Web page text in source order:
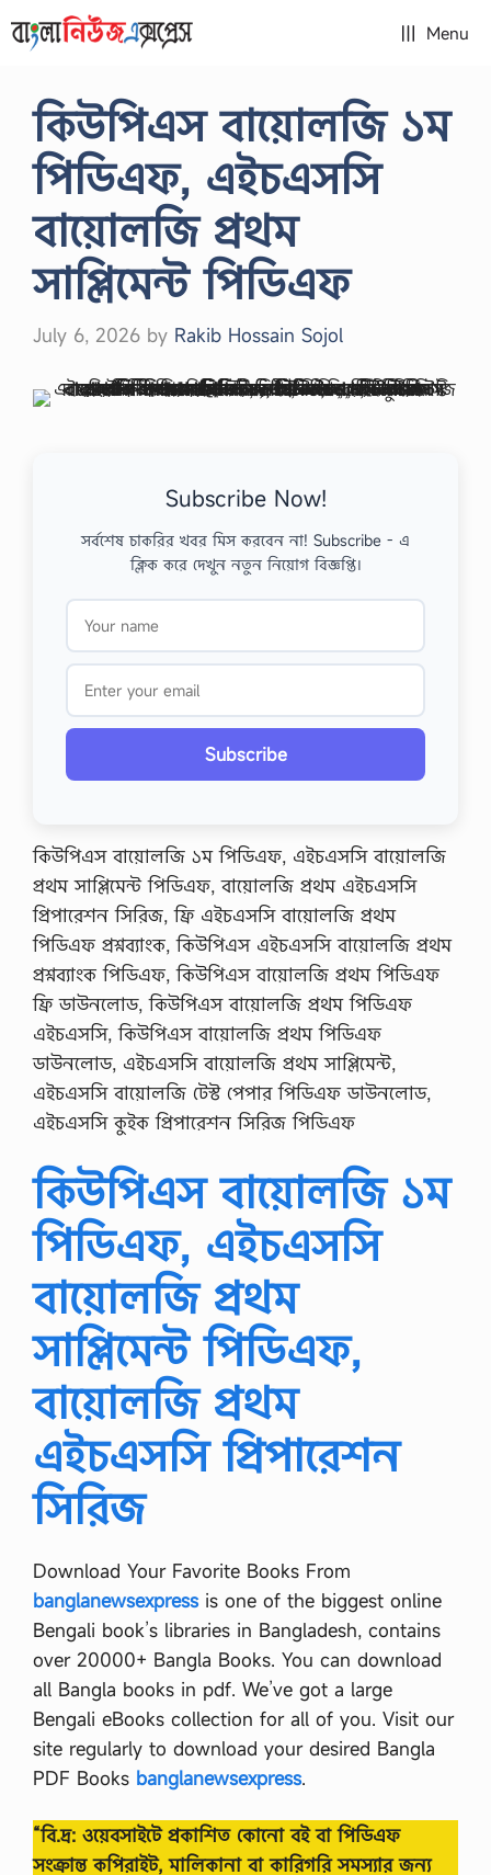
to
Menu
কিউপিএস বায়োলজি ১ম
পিডিএফ, এইচএসসি
বায়োলজি প্রথম
সাপ্লিমেন্ট পিডিএফ
July 6, 2026 by Rakib Hossain Sojol
Subscribe Now!
সর্বশেষ চাকরির খবর মিস করবেন না! Subscribe - এ
ক্লিক করে দেখুন নতুন নিয়োগ বিজ্ঞপ্তি।
Subscribe
কিউপিএস বায়োলজি ১ম পিডিএফ, এইচএসসি বায়োলজি
প্রথম সাপ্লিমেন্ট পিডিএফ, বায়োলজি প্রথম এইচএসসি
প্রিপারেশন সিরিজ, ফ্রি এইচএসসি বায়োলজি প্রথম
পিডিএফ প্রশ্নব্যাংক, কিউপিএস এইচএসসি বায়োলজি প্রথম
প্রশ্নব্যাংক পিডিএফ, কিউপিএস বায়োলজি প্রথম পিডিএফ
ফ্রি ডাউনলোড, কিউপিএস বায়োলজি প্রথম পিডিএফ
এইচএসসি, কিউপিএস বায়োলজি প্রথম পিডিএফ
ডাউনলোড, এইচএসসি বায়োলজি প্রথম সাপ্লিমেন্ট,
এইচএসসি বায়োলজি টেস্ট পেপার পিডিএফ ডাউনলোড,
এইচএসসি কুইক প্রিপারেশন সিরিজ পিডিএফ
কিউপিএস বায়োলজি ১ম
পিডিএফ, এইচএসসি
বায়োলজি প্রথম
সাপ্লিমেন্ট পিডিএফ,
বায়োলজি প্রথম
এইচএসসি প্রিপারেশন
সিরিজ
Download Your Favorite Books From
banglanewsexpressis one of the biggest online
Bengali book’s libraries in Bangladesh, contains
over 20000+ Bangla Books. You can download
all Bangla books in pdf. We’ve got a large
Bengali eBooks collection for all of you. Visit our
site regularly to download your desired Bangla
PDF Books banglanewsexpress.
“বি.দ্র: ওয়েবসাইটে প্রকাশিত কোনো বই বা পিডিএফ
সংক্রান্ত কপিরাইট, মালিকানা বা কারিগরি সমস্যার জন্য